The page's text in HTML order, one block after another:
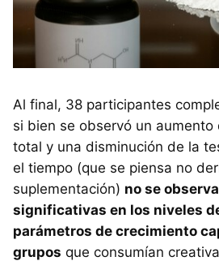
Al final, 38 participantes
si bien se observó un
total y una disminución de la
el tiempo (que se piensa no
suplementación) no se
significativas en los niveles
parámetros de crecimiento
grupos que consumían